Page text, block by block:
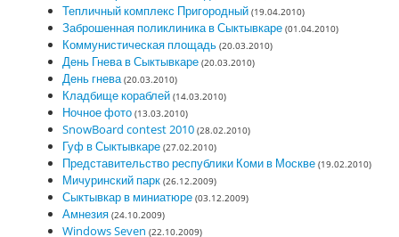
Тепличный комплекс Пригородный (19.04.2010)
Заброшенная поликлиника в Сыктывкаре (01.04.2010)
Коммунистическая площадь (20.03.2010)
День Гнева в Сыктывкаре (20.03.2010)
День гнева (20.03.2010)
Кладбище кораблей (14.03.2010)
Ночное фото (13.03.2010)
SnowBoard contest 2010 (28.02.2010)
Гуф в Сыктывкаре (27.02.2010)
Представительство республики Коми в Москве (19.02.2010)
Мичуринский парк (26.12.2009)
Сыктывкар в миниатюре (03.12.2009)
Амнезия (24.10.2009)
Windows Seven (22.10.2009)